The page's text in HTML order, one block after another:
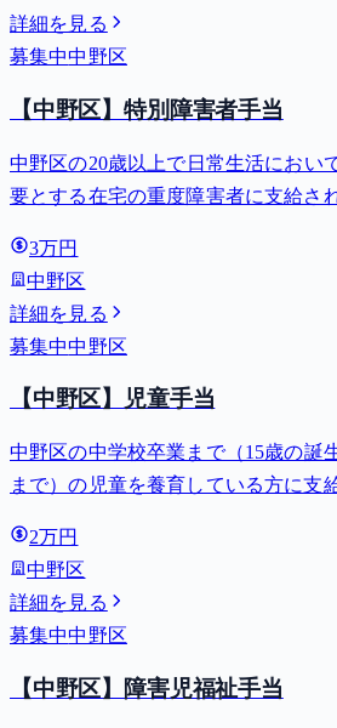
詳細を見る
募集中中野区
【中野区】特別障害者手当
中野区の20歳以上で日常生活におい
要とする在宅の重度障害者に支給さ
3万円
中野区
詳細を見る
募集中中野区
【中野区】児童手当
中野区の中学校卒業まで（15歳の誕
まで）の児童を養育している方に支
子以降は15,000円）、中学生は月額
2万円
中野区
詳細を見る
募集中中野区
【中野区】障害児福祉手当